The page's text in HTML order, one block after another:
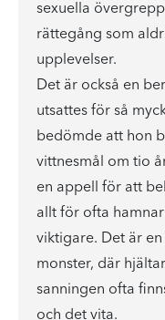
sexuella
rättegång som
upplevelser.
Det är också en
utsattes för så
bedömde att hon
vittnesmål om tio
en appell för att
allt för ofta
viktigare. Det är
monster, där
sanningen ofta
och det vita.